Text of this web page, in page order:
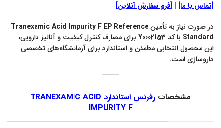
[تماس با ما] | [فرم سفارش آنلاین]
در صورت نیاز به تأمینTranexamic Acid Impurity F EP Reference
Standard با کد Y0002153 برای مصارف کنترل کیفیت و آنالیز دارویی،
این محصول انتخابی مطمئن و استاندارد برای آزمایشگاه‌های تخصصی
داروسازی است.
مشخصات
رفرنس استاندارد TRANEXAMIC ACID
IMPURITY F